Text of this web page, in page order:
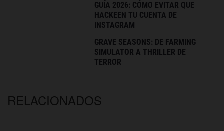
GUÍA 2026: CÓMO EVITAR QUE
HACKEEN TU CUENTA DE
INSTAGRAM
GRAVE SEASONS: DE FARMING
SIMULATOR A THRILLER DE
TERROR
RELACIONADOS